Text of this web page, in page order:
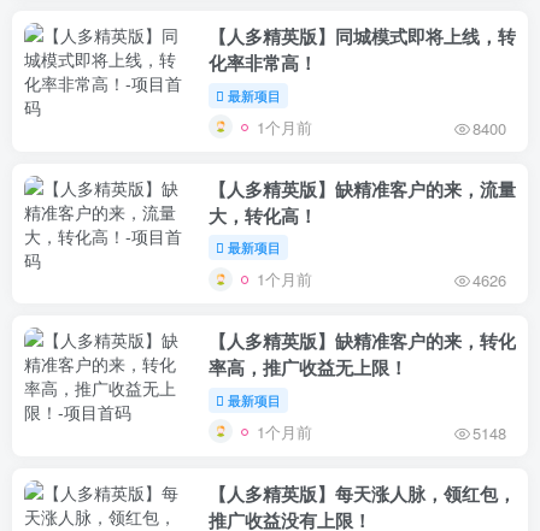
【人多精英版】同城模式即将上线，转
化率非常高！
最新项目
1个月前 8400
【人多精英版】缺精准客户的来，流量
大，转化高！
最新项目
1个月前 4626
【人多精英版】缺精准客户的来，转化
率高，推广收益无上限！
最新项目
1个月前 5148
【人多精英版】每天涨人脉，领红包，
推广收益没有上限！